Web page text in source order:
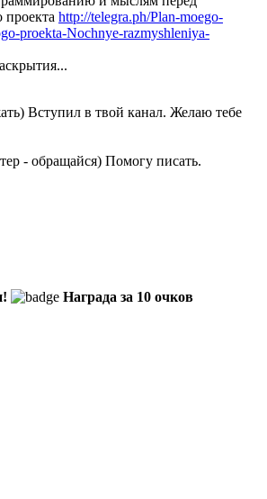
проекта http://telegra.ph/Plan-moego-
proekta-Nochnye-razmyshleniya-
Вступил в твой канал. Желаю тебе
- обращайся) Помогу писать.
Награда за 10 очков